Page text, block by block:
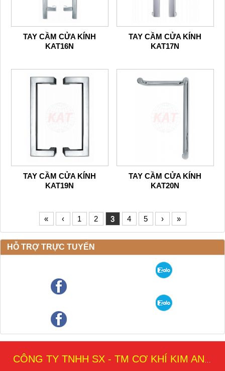
TAY CẦM CỬA KÍNH
KAT16N
TAY CẦM CỬA KÍNH
KAT17N
TAY CẦM CỬA KÍNH
KAT19N
TAY CẦM CỬA KÍNH
KAT20N
« ‹ 1 2 3 4 5 › »
HỖ TRỢ TRỰC TUYẾN
CÔNG TY TNHH SX - TM CƠ KHÍ KIM AN THÁI